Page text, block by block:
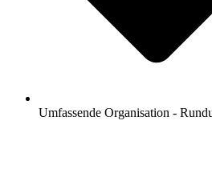
Umfassende Organisation -